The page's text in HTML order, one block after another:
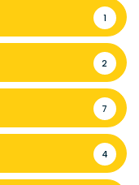
1
2
7
4